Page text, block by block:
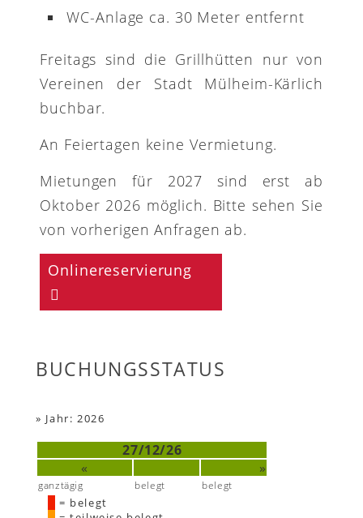
WC-Anlage ca. 30 Meter entfernt
Freitags sind die Grillhütten nur von
Vereinen der Stadt Mülheim-Kärlich
buchbar.
An Feiertagen keine Vermietung.
Mietungen für 2027 sind erst ab
Oktober 2026 möglich. Bitte sehen Sie
von vorherigen Anfragen ab.
Onlinereservierung
BUCHUNGSSTATUS
» Jahr: 2026
27/12/26
«
»
ganztägig belegt belegt
= belegt